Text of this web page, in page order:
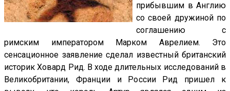
прибывшим в Англию
со своей дружиной по
соглашению с
римским императором Марком Аврелием. Это
сенсационное заявление сделал известный британский
историк Ховард Рид. В ходе длительных исследований в
Великобритании, Франции и России Рид пришел к